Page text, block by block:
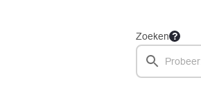
Zoeken